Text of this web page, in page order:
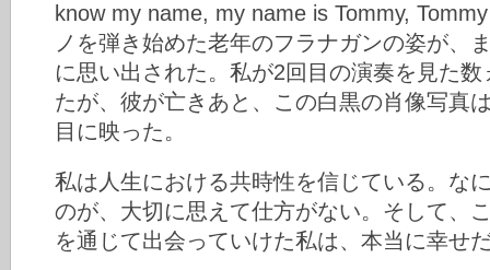
know my name, my name is Tommy,
ノを弾き始めた老年のフラナガンの姿が、
に思い出された。私が2回目の演奏を見た
たが、彼が亡きあと、この白黒の肖像写真
目に映った。
私は人生における共時性を信じている。な
のが、大切に思えて仕方がない。そして、
を通じて出会っていけた私は、本当に幸せ